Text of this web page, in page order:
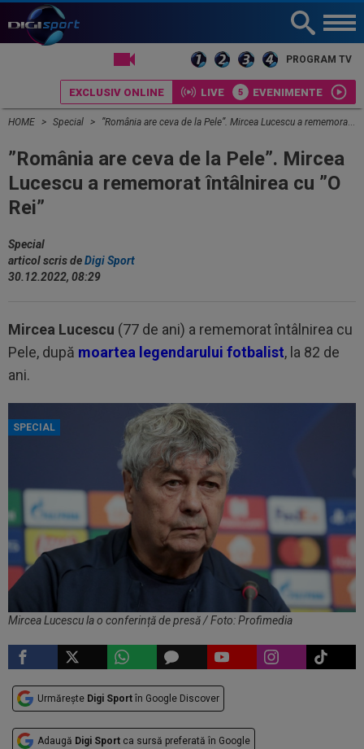
PROGRAM TV
EXCLUSIV ONLINE LIVE EVENIMENTE
HOME Special ”România are ceva de la Pele”. Mircea Lucescu a rememorat întâlnirea cu ”O Rei”
”România are ceva de la Pele”. Mircea
Lucescu a rememorat întâlnirea cu ”O
Rei”
Special
articol scris deDigi Sport
30.12.2022, 08:29
Mircea Lucescu (77 de ani) a rememorat întâlnirea cu
Pele, după moartea legendarului fotbalist, la 82 de
ani.
SPECIAL
Mircea Lucescu la o conferință de presă / Foto: Profimedia
Urmărește Digi Sport în Google Discover
Adaugă Digi Sport ca sursă preferată în Google